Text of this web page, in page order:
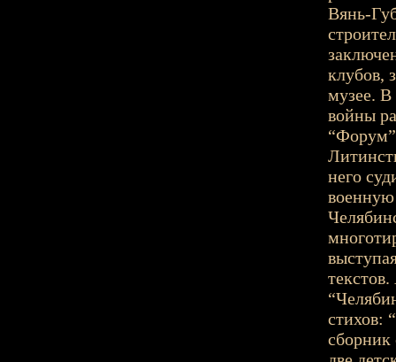
Вянь-
клубов,
музее. В
войны
него
военную
стихов:
сборник